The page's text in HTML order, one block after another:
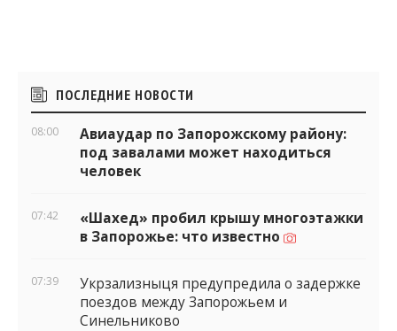
Боковые
виджеты
ПОСЛЕДНИЕ НОВОСТИ
08:00
Авиаудар по Запорожскому району:
под завалами может находиться
человек
07:42
«Шахед» пробил крышу многоэтажки
в Запорожье: что известно
07:39
Укрзализныця предупредила о задержке
поездов между Запорожьем и
Синельниково